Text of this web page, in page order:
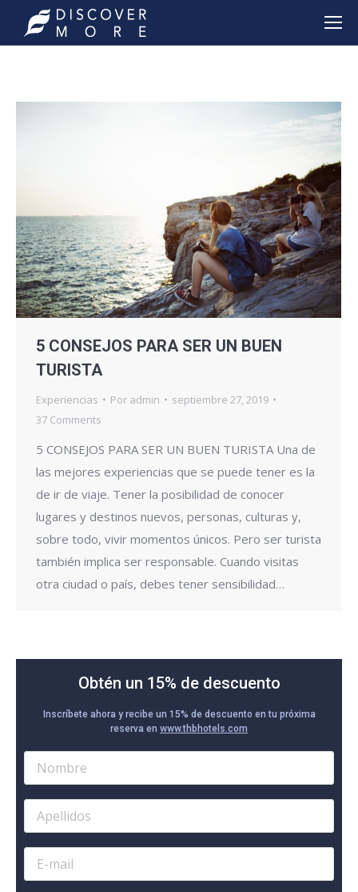
5 CONSEJOS PARA SER UN BUEN
TURISTA
Experiencias Por admin
septiembre 27, 2019
37 Comments
5 CONSEJOS PARA SER UN BUEN TURISTA Una de
las mejores experiencias que se puede tener es la
de ir de viaje. Tener la posibilidad de conocer
lugares y destinos nuevos, personas, culturas y,
sobre todo, vivir momentos únicos. Pero ser turista
también implica ser responsable. Cuando visitas
otra ciudad o país, debes tener sensibilidad…
Obtén un 15% de descuento
Inscríbete ahora y recibe un 15% de descuento en tu próxima
reserva en www.thbhotels.com